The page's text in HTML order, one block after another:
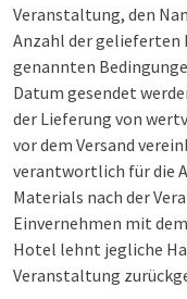
Veranstaltung, den
Anzahl der gelieferten
genannten
Datum gesendet
der Lieferung von
vor dem Versand
verantwortlich für die
Materials nach der
Einvernehmen mit
Hotel lehnt jegliche
Veranstaltung